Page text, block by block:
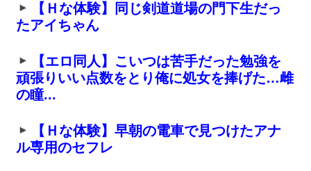
【Ｈな体験】同じ剣道道場の門下生だっ
たアイちゃん
【エロ同人】こいつは苦手だった勉強を
頑張りいい点数をとり俺に処女を捧げた…雌
の瞳...
【Ｈな体験】早朝の電車で見つけたアナ
ル専用のセフレ